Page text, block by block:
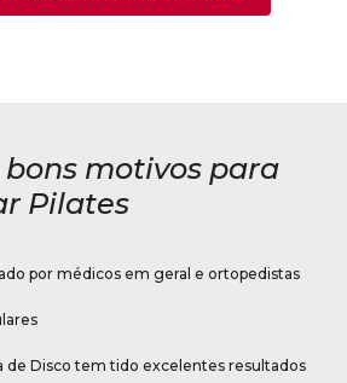
motivos para
Pilates
por médicos em geral e ortopedistas
de Disco tem tido excelentes resultados